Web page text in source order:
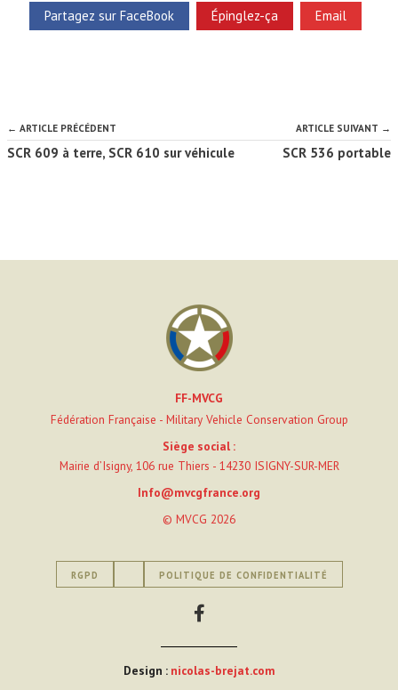
Partagez sur FaceBook Épinglez-ça Email
← ARTICLE PRÉCÉDENT
SCR 609 à terre, SCR 610 sur véhicule
ARTICLE SUIVANT →
SCR 536 portable
FF-MVCG
Fédération Française - Military Vehicle Conservation Group
Siège social :
Mairie d’Isigny, 106 rue Thiers - 14230 ISIGNY-SUR-MER
Info@mvcgfrance.org
© MVCG 2026
RGPD POLITIQUE DE CONFIDENTIALITÉ
Design : nicolas-brejat.com